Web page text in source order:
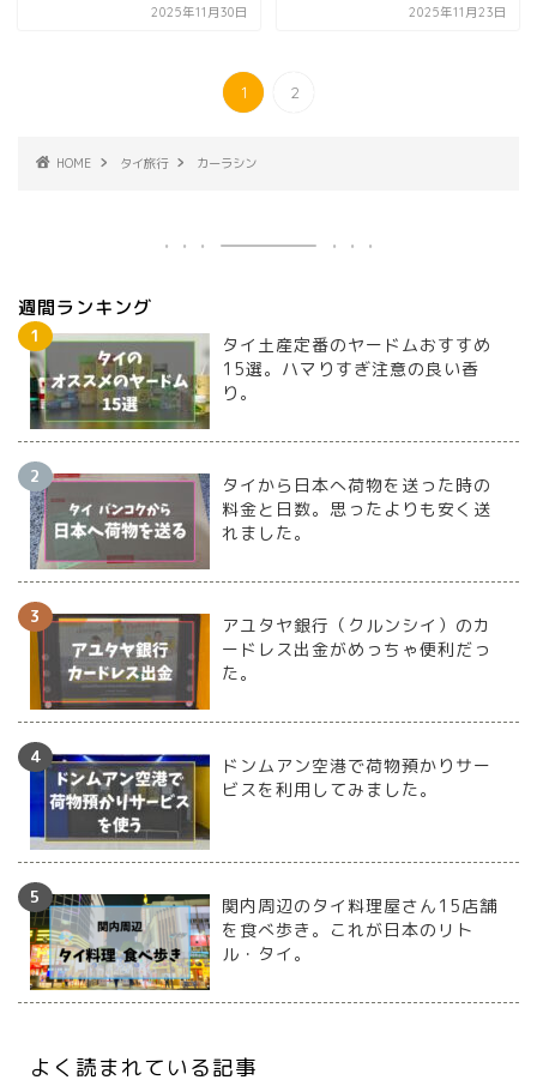
2025年11月30日 2025年11月23日
1 2
HOME タイ旅行 カーラシン
週間ランキング
タイ土産定番のヤードムおすすめ
15選。ハマりすぎ注意の良い香
り。
タイから日本へ荷物を送った時の
料金と日数。思ったよりも安く送
れました。
アユタヤ銀行（クルンシイ）のカ
ードレス出金がめっちゃ便利だっ
た。
ドンムアン空港で荷物預かりサー
ビスを利用してみました。
関内周辺のタイ料理屋さん15店舗
を食べ歩き。これが日本のリト
ル・タイ。
よく読まれている記事